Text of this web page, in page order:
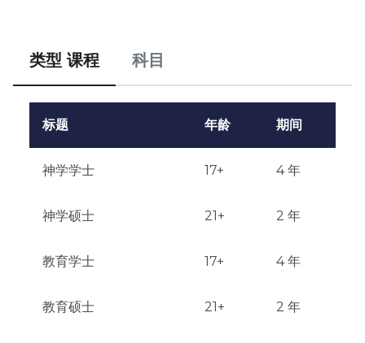
英语水平要求: TOEFL iBT ≥ 80或IELTS ≥ 6.5。还需要财
务担保。
财务要求:
获取F-1签证必须提供资金证明
申请截止日期:
测试或面试:
某些项目需要作品集、面试或预科课程
类型 课程 科目
标题 年龄 期间
神学学士 17+ 4 年
神学硕士 21+ 2 年
教育学士 17+ 4 年
教育硕士 21+ 2 年